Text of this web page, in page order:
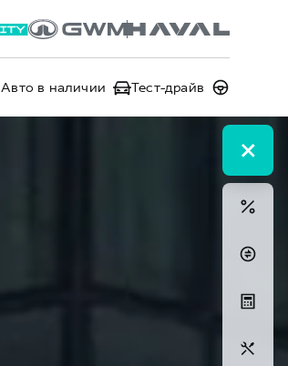
Авто в наличии Тест-драйв